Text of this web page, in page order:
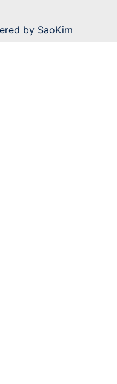
by SaoKim